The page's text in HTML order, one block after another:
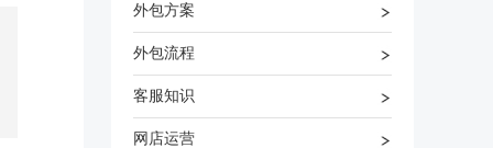
外包方案
外包流程
客服知识
网店运营